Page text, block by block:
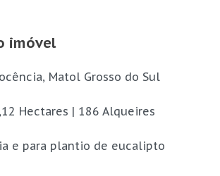
imóvel
Matol Grosso do Sul
Hectares | 186 Alqueires
e para plantio de eucalipto